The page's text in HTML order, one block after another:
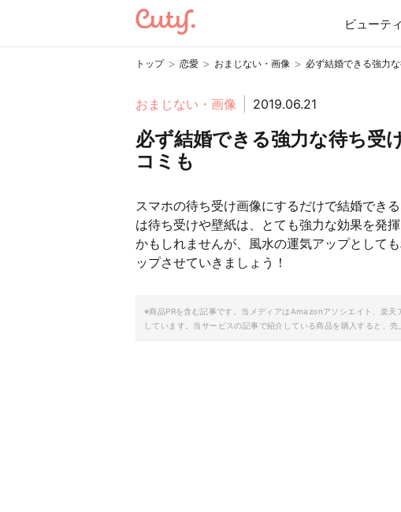
ビューテ
トップ > 恋愛 > おまじない・画像 > 必ず結婚できる強力
おまじない・画像 2019.06.21
必ず結婚できる強力な待ち受
コミも
スマホの待ち受け画像にするだけで結婚でき
は待ち受けや壁紙は、とても強力な効果を発
かもしれませんが、風水の運気アップとして
ップさせていきましょう！
※商品PRを含む記事です。当メディアはAmazonアソシエイト、楽
しています。当サービスの記事で紹介している商品を購入すると、売